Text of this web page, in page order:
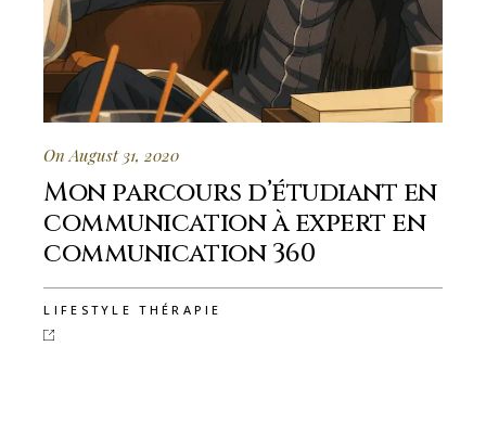
On August 31, 2020
Mon parcours d’étudiant en
communication à expert en
communication 360
LIFESTYLE THÉRAPIE